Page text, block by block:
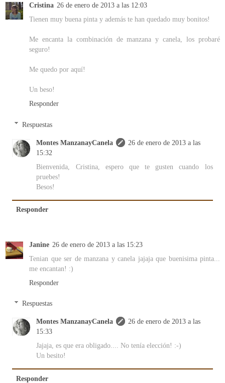
Cristina 26 de enero de 2013 a las 12:03
Tienen muy buena pinta y además te han quedado muy bonitos!
Me encanta la combinación de manzana y canela, los probaré
seguro!
Me quedo por aquí!
Un beso!
Responder
Respuestas
Montes ManzanayCanela
26 de enero de 2013 a las
15:32
Bienvenida, Cristina, espero que te gusten cuando los
pruebes!
Besos!
Responder
Janine 26 de enero de 2013 a las 15:23
Tenian que ser de manzana y canela jajaja que buenisima pinta...
me encantan! :)
Responder
Respuestas
Montes ManzanayCanela
26 de enero de 2013 a las
15:33
Jajaja, es que era obligado.... No tenía elección! :-)
Un besito!
Responder